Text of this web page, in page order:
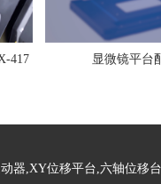
417
显微镜平台
器,XY位移平台,六轴位移